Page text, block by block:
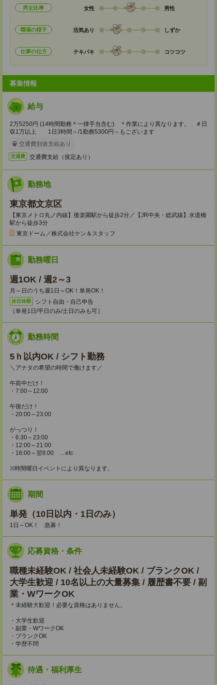
男女比率 女性 男性
職場の様子 活気あり しずか
仕事の仕方 テキパキ コツコツ
募集情報
給与
2万5250円 (14時間勤務＊一律手当含む) ＊作業により異なります。 ＃日
収1万以上 1日3時間～/1勤務5300円～もございます
交通費別途支給あり
交通費 交通費支給（規定あり）
勤務地
東京都文京区
【東京メトロ丸ノ内線】後楽園駅から徒歩2分／【JR中央・総武線】水道橋
駅から徒歩3分
東京ドーム／株式会社ケン＆スタッフ
勤務曜日
週1OK / 週2～3
月～日のうち週1日～OK！単発OK！
休日休暇
シフト自由・自己申告
［単発1日/平日のみ/土日のみも可］
勤務時間
5ｈ以内OK / シフト勤務
＼アナタの希望の時間で働けます／
午前中だけ！
・7:00～12:00
午後だけ！
・20:00～23:00
がっつり！
・6:30～23:00
・12:00～21:00
・16:00～翌8:00 …etc
※時間曜日イベントにより異なります。
期間
単発（10日以内・1日のみ）
1日～OK！ 急募！
応募資格・条件
職種未経験OK / 社会人未経験OK / ブランクOK /
大学生歓迎 / 10名以上の大量募集 / 履歴書不要 / 副
業・WワークOK
＊未経験大歓迎！必要な資格はありません。
・大学生歓迎
・副業・WワークOK
・ブランクOK
・学歴不問
待遇・福利厚生